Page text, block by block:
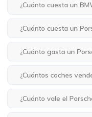
¿Cuánto cuesta un
¿Cuánto cuesta un
¿Cuánto gasta un
¿Cuántos coches
¿Cuánto vale el